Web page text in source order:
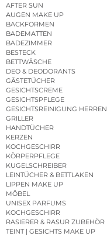
AFTER SUN
AUGEN MAKE UP
BACKFORMEN
BADEMATTEN
BADEZIMMER
BESTECK
BETTWÄSCHE
DEO & DEODORANTS
GÄSTETÜCHER
GESICHTSCREME
GESICHTSPFLEGE
GESICHTSREINIGUNG HERREN
GRILLER
HANDTÜCHER
KERZEN
KOCHGESCHIRR
KÖRPERPFLEGE
KUGELSCHREIBER
LEINTÜCHER & BETTLAKEN
LIPPEN MAKE UP
MÖBEL
UNISEX PARFUMS
KOCHGESCHIRR
RASIERER & RASUR ZUBEHÖR
TEINT | GESICHTS MAKE UP